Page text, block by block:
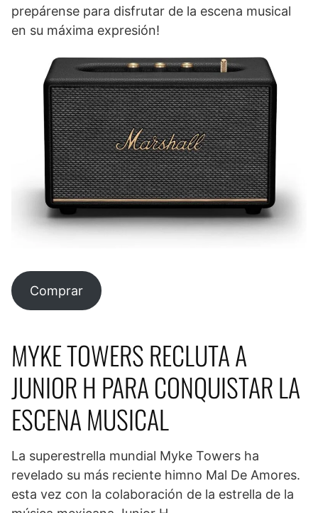
prepárense para disfrutar de la escena musical
en su máxima expresión!
Comprar
MYKE TOWERS RECLUTA A
JUNIOR H PARA CONQUISTAR LA
ESCENA MUSICAL
La superestrella mundial Myke Towers ha
revelado su más reciente himno Mal De Amores.
esta vez con la colaboración de la estrella de la